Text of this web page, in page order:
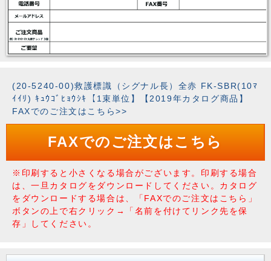
(20-5240-00)救護標識（シグナル長）全赤 FK-SBR(10ﾏ
ｲｲﾘ) ｷｭｳｺﾞﾋｮｳｼｷ【1束単位】【2019年カタログ商品】
FAXでのご注文はこちら>>
FAXでのご注文はこちら
※印刷すると小さくなる場合がございます。印刷する場合
は、一旦カタログをダウンロードしてください。カタログ
をダウンロードする場合は、「FAXでのご注文はこちら」
ボタンの上で右クリック→「名前を付けてリンク先を保
存」してください。